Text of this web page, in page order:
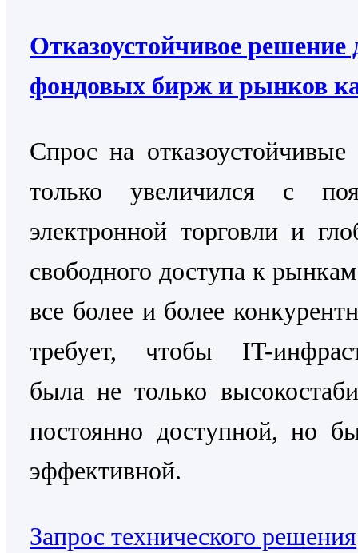
Отказоустойчивое решение
фондовых бирж и рынков
Cпрос на
только увеличился с
электронной торговли и
свободного доступа к
все более и более
требует, чтобы IT-
была не только
постоянно доступной, но
эффективной.
Запрос технического решения